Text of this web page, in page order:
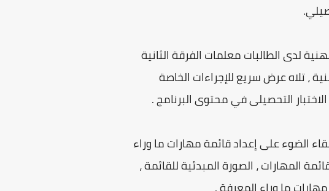
لدى الطالبات معلمات الفرقة الثانية
، تلاه عرض سريع للإجراءات الخاصة
التحصيلى في محتوى البرنامج .
الضوء على إعداد قائمة مهارات ما وراء
المهارات ، الصورة المبدئية للقائمة ،